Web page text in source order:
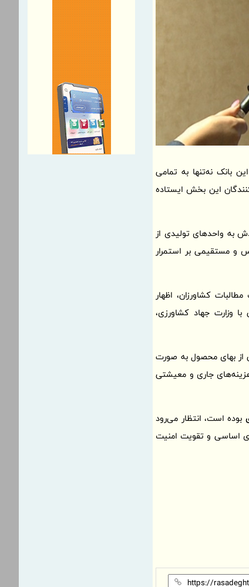
بانک نه‌تنها به تمامی
این بخش ایستاده
به واحدهای تولیدی از
و مستقیمی بر استمرار
کشاورزان، اظهار
وزارت جهاد کشاورزی،
از بهای محصول به صورت
جاری و معیشتی
بوده است، انتظار می‌رود
اساسی و تقویت امنیت